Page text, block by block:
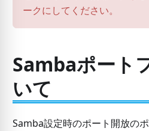
ークにしてください。
Sambaポート
いて
Samba設定時のポート開放の